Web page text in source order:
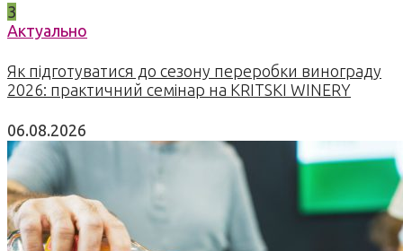
3
Актуально
Як підготуватися до сезону переробки винограду
2026: практичний семінар на KRITSKI WINERY
06.08.2026